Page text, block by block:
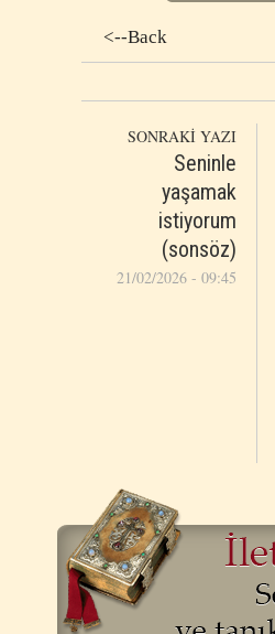
<--Back
SONRAKİ YAZI
Seninle
yaşamak
istiyorum
(sonsöz)
21/02/2026 - 09:45